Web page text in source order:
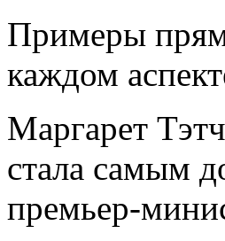
Примеры
каждом
Маргарет
стала самым
премьер-